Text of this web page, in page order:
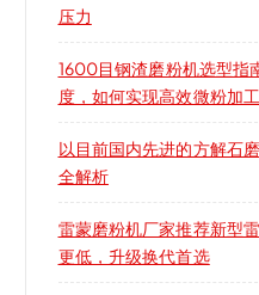
压力
1600目钢渣磨粉机选型指
度，如何实现高效微粉加
以目前国内先进的方解石
全解析
雷蒙磨粉机厂家推荐新型
更低，升级换代首选